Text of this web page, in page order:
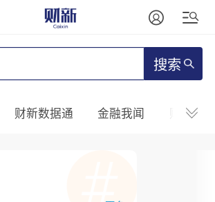
搜索
财新数据通 金融我闻 财新